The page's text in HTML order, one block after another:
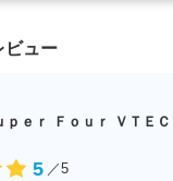
ビュー
ｐｅｒ Ｆｏｕｒ ＶＴＥ
5 ／5